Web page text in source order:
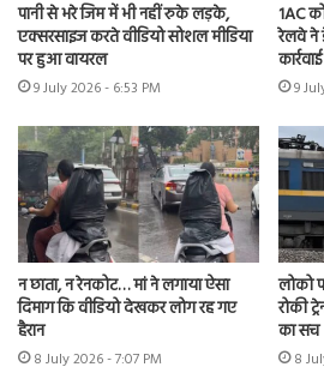
पानी से भरे जिम में भी नहीं रुके लड़के,
एक्सरसाइज करते वीडियो सोशल मीडिया
पर हुआ वायरल
9 July 2026 - 6:53 PM
1AC
रेलवे ने
कार्रवाई
9
न छाता, न रेनकोट… मां ने लगाया ऐसा
दिमाग कि वीडियो देखकर लोग रह गए
हैरान
8 July 2026 - 7:07 PM
लोको
रोकी
का सच
8